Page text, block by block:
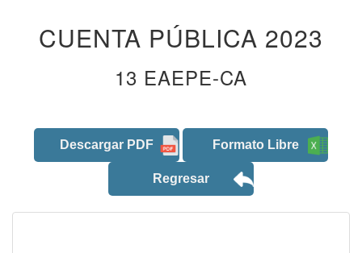
CUENTA PÚBLICA 2023
13 EAEPE-CA